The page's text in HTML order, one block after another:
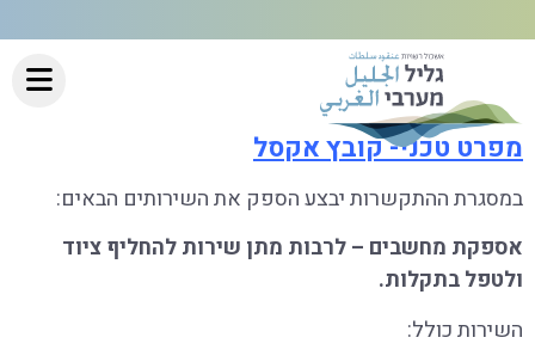
מפרט טכני- קובץ אקסל
במסגרת ההתקשרות יבצע הספק את השירותים הבאים:
אספקת מחשבים – לרבות מתן שירות להחליף ציוד
ולטפל בתקלות.
השירות כולל: